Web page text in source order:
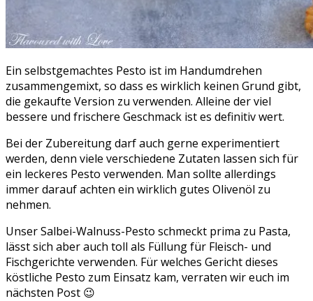
Ein selbstgemachtes Pesto ist im Handumdrehen
zusammengemixt, so dass es wirklich keinen Grund gibt,
die gekaufte Version zu verwenden. Alleine der viel
bessere und frischere Geschmack ist es definitiv wert.
Bei der Zubereitung darf auch gerne experimentiert
werden, denn viele verschiedene Zutaten lassen sich für
ein leckeres Pesto verwenden. Man sollte allerdings
immer darauf achten ein wirklich gutes Olivenöl zu
nehmen.
Unser Salbei-Walnuss-Pesto schmeckt prima zu Pasta,
lässt sich aber auch toll als Füllung für Fleisch- und
Fischgerichte verwenden. Für welches Gericht dieses
köstliche Pesto zum Einsatz kam, verraten wir euch im
nächsten Post 😉